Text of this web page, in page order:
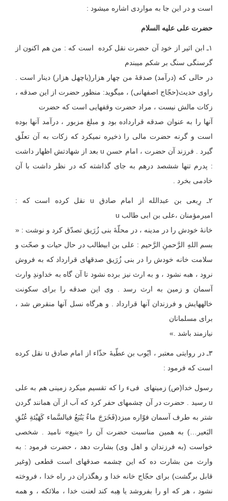
است و در این جا به مواردی اشاره می‏شود :
حضرت علی علیه السلام
۱ـ ابن اثیر از خود آن حضرت نقل کرده است که : من هم اکنون از
گرسنگی سنگ بر شکم می‏بندم
در حالی که (درآمد) صدقهٔ من چهار هزار(یاچهل هزار) دینار است .
راوی حدیث(حجّاج اصفهانی) ، می‏گوید: منظور حضرت از این صدقه ،
زکات مالش نیست ، مراد حضرت وقفهایی است که حضرت
آنها را به عنوان صدقه قرارداده بود و مبلغ مزبور ، درآمد آنها بوده
است و گرنه حضرت مالی را ذخیره نمی‏کرد که زکات به آن تعلّق
گیرد . فرزند آن حضرت ، امام حسن u بعد از شهادتش اظهار داشت
: پدرم تنها ششصد درهم به جای گذاشته که در نظر داشت با آن
خادمی بخرد .
۲ـ رِبعی بن عبدالله از امام صادق u نقل کرده است که :
امیرمؤمنان ،علی بن ابی طالب u
خانهٔ خودش را در مدینه ، در محلّهٔ بنی زُرَیق تصدّق کرد و نوشت : «
بسم اللهِ الرَّحمنِ الرَّحیم : علی بن ابی‏طالب در حال حیات و صحّت و
سلامت خانه خودش را در بنی زُرَیق صدقه‏ای قرارداد که به فروش
نرود ، هبه نشود ، و به ارث نیز برده نشود تا آن گاه به خداوندِ وارث
آسمان و زمین به ارث رسد . وی این صدقه را برای سکونت
خاله‏هایش و فرزندان آنها قرارداد . و هرگاه نسل آنها منقرض شد ،
برای مسلمانان
نیازمند باشد .»
۳ـ در روایتی معتبر ، ایّوب بن عطّیهٔ حذّاء از امام صادق u نقل کرده
است که فرمود :
رسول خدا(ص) زمینهای فیء را که تقسیم می‏کرد زمینی هم به علی
u رسید . حضرت در آن چشمه‏ای حفر کرد که آب از آن همانند گردن
شتر به طرف آسمان فوّاره می‏زد(فَخَرَجَ ماءٌ یَنُبَعُ فی‏السَّماء کَهَیْئةِ عُنُقِ
البَعیر…) به همین مناسبت حضرت آن را «ینبع» نامید . شخصی
خواست (به فرزندان و اهل وی) بشارت دهد ، حضرت فرمود : به
وارث من بشارت ده که این چشمه صدقه‏ای است قطعی (وغیر
قابل برگشت) برای حجّاج خانه خدا و رهگذران در راه خدا ، فروخته
نشود ، هر که او را بفروشد یا هِبه کند لعنت خدا ، ملائکه ، و همه